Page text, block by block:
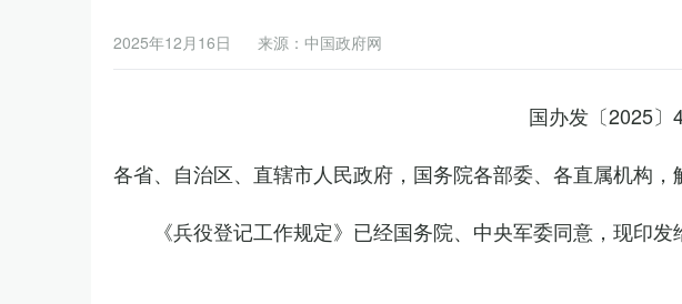
2025年12月16日 来源：中国政府网
国办发〔2025〕
各省、自治区、直辖市人民政府，国务院各部委、各直属机构，
《兵役登记工作规定》已经国务院、中央军委同意，现印发